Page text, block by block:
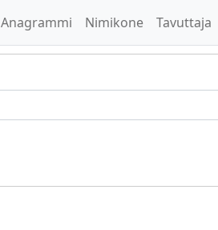
Anagrammi Nimikone Tavuttaja